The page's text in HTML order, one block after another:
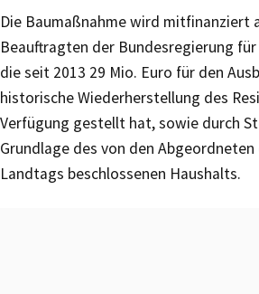
Die Baumaßnahme wird mitfinanziert
Beauftragten der Bundesregierung
die seit 2013 29 Mio. Euro für den
historische Wiederherstellung des
Verfügung gestellt hat, sowie durch
Grundlage des von den Abgeordneten
Landtags beschlossenen Haushalts.